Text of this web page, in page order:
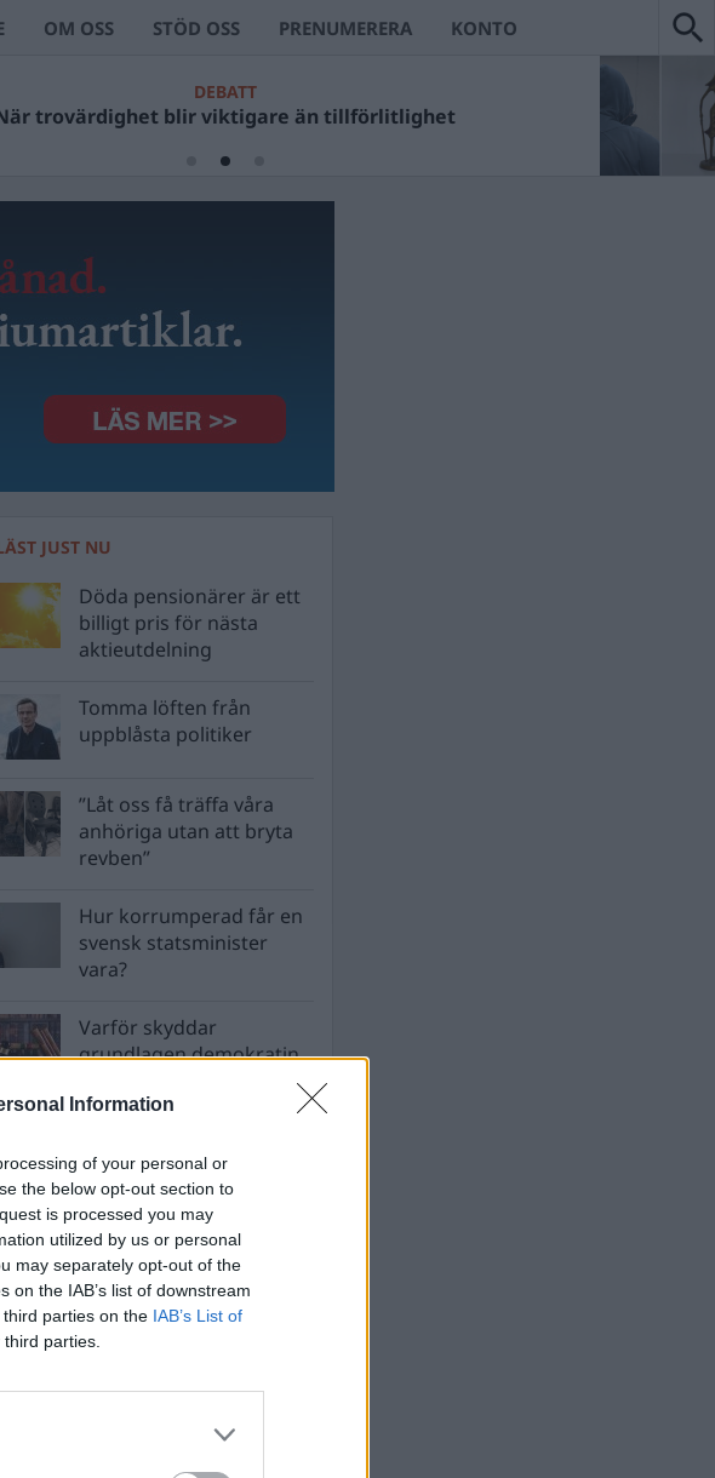
Information
of your personal or
the below opt-out section to
is processed you may
utilized by us or personal
may separately opt-out of the
the IAB’s list of downstream
parties on the IAB’s List of
parties.
OM OSS STÖD OSS PRENUMERERA KONTO
DEBATT
trovärdighet blir viktigare än tillförlitlighet
JUST NU
Döda pensionärer är ett
billigt pris för nästa
aktieutdelning
Tomma löften från
uppblåsta politiker
”Låt oss få träffa våra
anhöriga utan att bryta
revben”
Hur korrumperad får en
svensk statsminister
vara?
Varför skyddar
grundlagen demokratin
bevakning av högerextremismen
PÅ PARA§RAFS NYHETSBREV